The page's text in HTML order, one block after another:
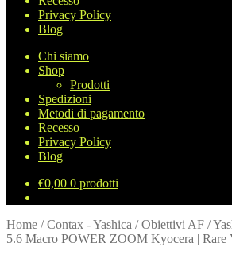
Privacy Policy
Blog
Chi siamo
Shop
Prodotti
Spedizioni
Metodi di pagamento
Recesso
Privacy Policy
Blog
€0,00 0 prodotti
Home /Contax - Yashica /Obiettivi AF /
5.6 Macro POWER ZOOM Kyocera | Rare